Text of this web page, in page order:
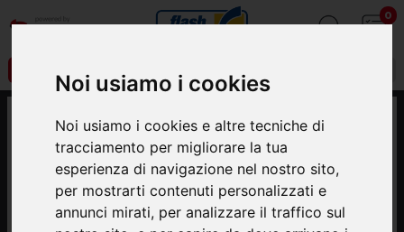
Noi usiamo i cookies
Noi usiamo i cookies e altre tecniche di
tracciamento per migliorare la tua
esperienza di navigazione nel nostro sito,
per mostrarti contenuti personalizzati e
annunci mirati, per analizzare il traffico sul
0